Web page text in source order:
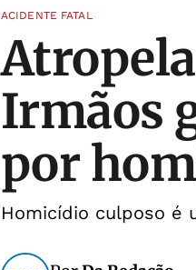
ACIDENTE FATAL
Irmãos
por
Homicídio culposo é